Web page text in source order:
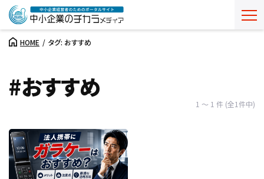
HOME タグ: おすすめ
#おすすめ
1 ～ 1 件 (全1件中)